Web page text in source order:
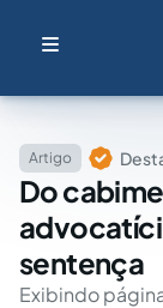
Artigo
Do
sentença
Exibindo